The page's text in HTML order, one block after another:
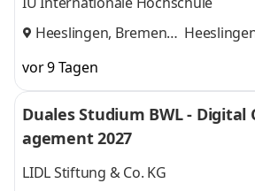
Heeslingen, Bremen
vor 9 Tagen
Duales Studium BWL - Digital
agement 2027
LIDL Stiftung & Co. KG